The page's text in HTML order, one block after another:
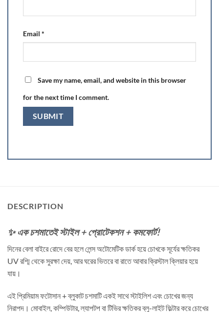
Email *
Save my name, email, and website in this browser
for the next time I comment.
DESCRIPTION
✨ এক চশমাতেই স্টাইল + প্রোটেকশন + কমফোর্ট!
দিনের বেলা বাইরে রোদে বের হলে লেন্স অটোমেটিক ডার্ক হয়ে চোখকে সূর্যের ক্ষতিকর
UV রশ্মি থেকে সুরক্ষা দেয়, আর ঘরের ভিতরে বা রাতে আবার ক্রিস্টাল ক্লিয়ার হয়ে
যায়।
এই প্রিমিয়াম ফটোসান + ব্লুকাট চশমাটি একই সাথে স্টাইলিশ এবং চোখের জন্য
নিরাপদ। মোবাইল, কম্পিউটার, ল্যাপটপ বা টিভির ক্ষতিকর ব্লু-লাইট ফিল্টার করে চোখের